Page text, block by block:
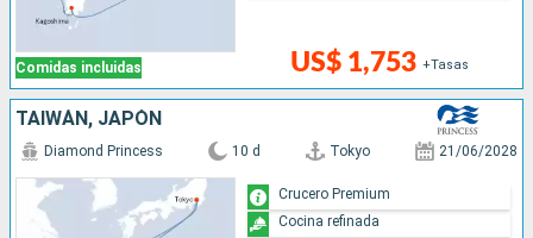
Comidas incluidas US$ 1,753 +Tasas
TAIWÁN, JAPÓN
Diamond Princess 10 d Tokyo 21/06/2028
Crucero Premium
Cocina refinada